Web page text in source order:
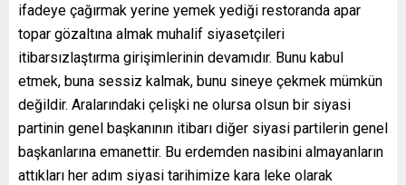
ifadeye çağırmak yerine yemek yediği restoranda apar
topar gözaltına almak muhalif siyasetçileri
itibarsızlaştırma girişimlerinin devamıdır. Bunu kabul
etmek, buna sessiz kalmak, bunu sineye çekmek mümkün
değildir. Aralarındaki çelişki ne olursa olsun bir siyasi
partinin genel başkanının itibarı diğer siyasi partilerin genel
başkanlarına emanettir. Bu erdemden nasibini almayanların
attıkları her adım siyasi tarihimize kara leke olarak